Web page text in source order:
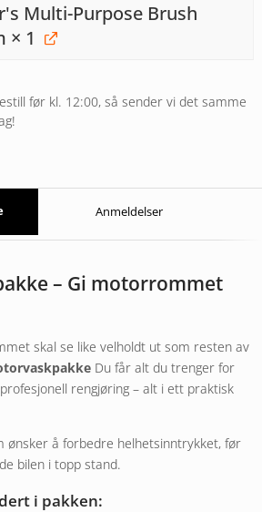
Multi-Purpose Brush
× 1
før kl. 12:00, så sender vi det samme
Anmeldelser
– Gi motorrommet
skal se like velholdt ut som resten av
Du får alt du trenger for
rengjøring – alt i ett praktisk
ønsker å forbedre helhetsinntrykket, før
bilen i topp stand.
i pakken: